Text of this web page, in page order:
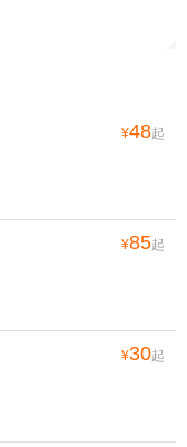
¥48起
¥85起
¥30起